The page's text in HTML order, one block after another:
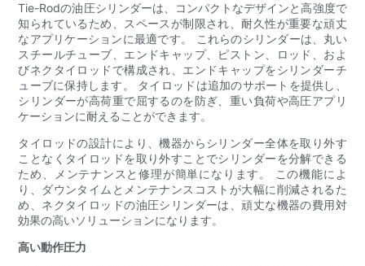
Tie-Rodの油圧シリンダーは、コンパクトなデザインと高強度で
知られているため、スペースが制限され、耐久性が重要な頑丈
なアプリケーションに最適です。 これらのシリンダーは、丸い
スチールチューブ、エンドキャップ、ピストン、ロッド、およ
びネクタイロッドで構成され、エンドキャップをシリンダーチ
ューブに保持します。 タイロッドは追加のサポートを提供し、
シリンダーが高荷重で屈するのを防ぎ、重い負荷や高圧アプリ
ケーションに耐えることができます。
タイロッドの設計により、機器からシリンダー全体を取り外す
ことなくタイロッドを取り外すことでシリンダーを分解できる
ため、メンテナンスと修理が簡単になります。 この機能によ
り、ダウンタイムとメンテナンスコストが大幅に削減されるた
め、ネクタイロッドの油圧シリンダーは、頑丈な機器の費用対
効果の高いソリューションになります。
高い動作圧力